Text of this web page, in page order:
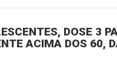
DOSE 3
ACIMA DOS 60,